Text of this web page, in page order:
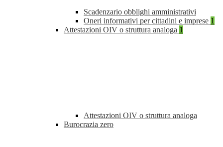
Scadenzario obblighi amministrativi
Oneri informativi per cittadini e imprese 1
Attestazioni OIV o struttura analoga 1
Attestazioni OIV o struttura analoga
Burocrazia zero